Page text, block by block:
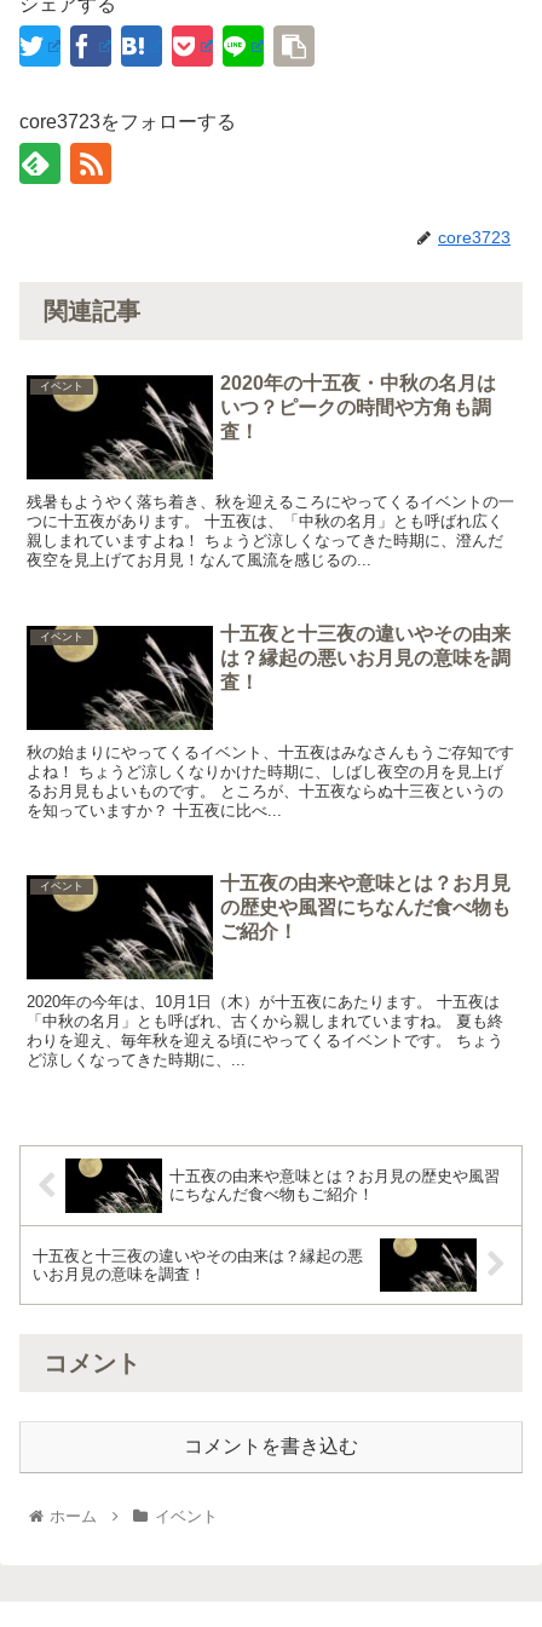
core3723をフォローする
core3723
関連記事
イベント
2020年の十五夜・中秋の名月は
いつ？ピークの時間や方角も調
査！
残暑もようやく落ち着き、秋を迎えるころにやってくるイベントの一
つに十五夜があります。 十五夜は、「中秋の名月」とも呼ばれ広く
親しまれていますよね！ ちょうど涼しくなってきた時期に、澄んだ
夜空を見上げてお月見！なんて風流を感じるの...
イベント
十五夜と十三夜の違いやその由来
は？縁起の悪いお月見の意味を調
査！
秋の始まりにやってくるイベント、十五夜はみなさんもうご存知です
よね！ ちょうど涼しくなりかけた時期に、しばし夜空の月を見上げ
るお月見もよいものです。 ところが、十五夜ならぬ十三夜というの
を知っていますか？ 十五夜に比べ...
イベント
十五夜の由来や意味とは？お月見
の歴史や風習にちなんだ食べ物も
ご紹介！
2020年の今年は、10月1日（木）が十五夜にあたります。 十五夜は
「中秋の名月」とも呼ばれ、古くから親しまれていますね。 夏も終
わりを迎え、毎年秋を迎える頃にやってくるイベントです。 ちょう
ど涼しくなってきた時期に、...
十五夜の由来や意味とは？お月見の歴史や風習
にちなんだ食べ物もご紹介！
十五夜と十三夜の違いやその由来は？縁起の悪
いお月見の意味を調査！
コメント
コメントを書き込む
ホーム イベント